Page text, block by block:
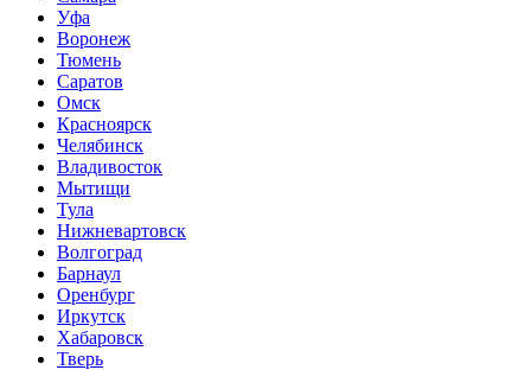
Уфа
Воронеж
Тюмень
Саратов
Омск
Красноярск
Челябинск
Владивосток
Мытищи
Тула
Нижневартовск
Волгоград
Барнаул
Оренбург
Иркутск
Хабаровск
Тверь